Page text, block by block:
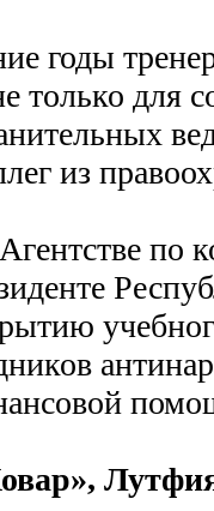
годы
только для
из
по